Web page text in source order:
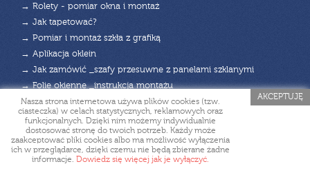
→ Rolety - pomiar okna i montaż
→ Jak tapetować?
→ Pomiar i montaż szkła z grafiką
→ Aplikacja oklein
→ Jak zamówić _szafy przesuwne z panelami szklanymi
→ Folie okienne _instrukcja montażu
→ Folie przeciwsłoneczne SUN PROTECT
→ Instrukcja montażu_folia p/słoneczna
→ Specyfikacja Folii Antywłamaniowych
→ Specyfikacja Folii mlecznych i szronionych PZH
Nasza strona internetowa używa plików cookies (tzw.
ciasteczka) w celach statystycznych, reklamowych oraz
funkcjonalnych. Dzięki nim możemy indywidualnie
dostosować stronę do twoich potrzeb. Każdy może
zaakceptować pliki cookies albo ma możliwość wyłączenia
ich w przeglądarce, dzięki czemu nie będą zbierane żadne
informacje. Dowiedz się więcej jak je wyłączyć.
AKCEPTUJĘ